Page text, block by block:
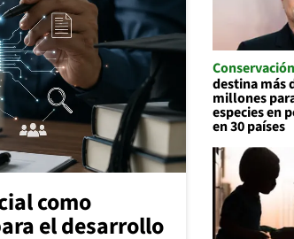
como
el desarrollo
Conservación
destina más
millones
especies en
en 30 países